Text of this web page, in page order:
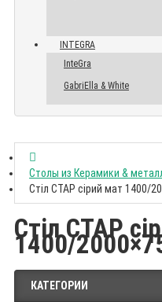
INTEGRA
InteGra
GabriElla & White
Столы из Керамики &
Стіл СТАР сірий мат 1400/
Стіл СТАР
1400/
КАТЕГОРИИ